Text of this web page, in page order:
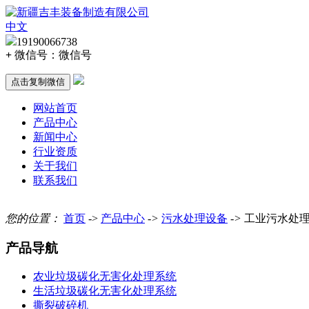
中文
19190066738
+ 微信号： 微信号
点击复制微信
网站首页
产品中心
新闻中心
行业资质
关于我们
联系我们
您的位置： 首页 -> 产品中心 -> 污水处理设备 -> 工业污水处
产品导航
农业垃圾碳化无害化处理系统
生活垃圾碳化无害化处理系统
撕裂破碎机